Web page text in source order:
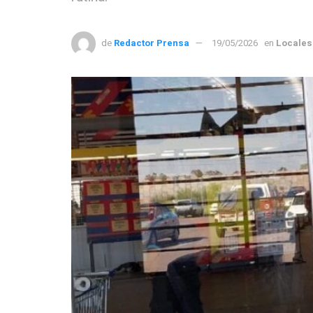
de Redactor Prensa 19/05/2026 en Locales